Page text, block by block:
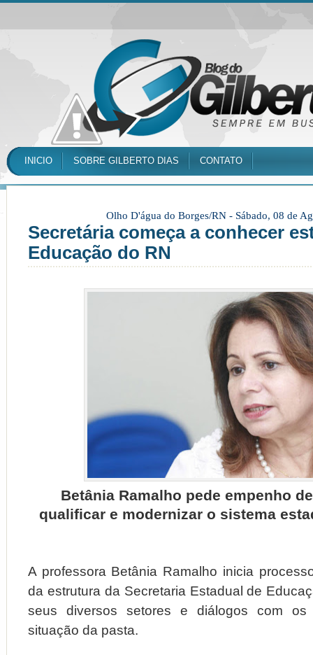
INICIO SOBRE GILBERTO DIAS CONTATO
Olho D'água do Borges/RN - Sábado, 08 de
Secretária começa a conhecer
Educação do RN
Betânia Ramalho pede empenho
qualificar e modernizar o sistema
A professora Betânia Ramalho inicia
da estrutura da Secretaria Estadual de
seus diversos setores e diálogos com
situação da pasta.